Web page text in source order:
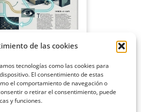
de las cookies
tecnologías como las cookies para
El consentimiento de estas
el comportamiento de navegación o
o retirar el consentimiento, puede
y funciones.
cómo la
cualquier publicación
contenido: